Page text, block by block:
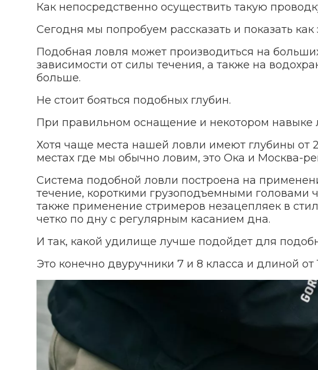
Как непосредственно осуществить такую
Сегодня мы попробуем рассказать и показать как
Подобная ловля может производиться на
зависимости от силы течения, а также на
больше.
Не стоит бояться подобных глубин.
При правильном оснащение и некотором навыке
Хотя чаще места нашей ловли имеют глубины от
местах где мы обычно ловим, это Ока и Москва-
Система подобной ловли построена на
течение, короткими грузоподъемными головами
также применение стримеров незацепляек в
четко по дну с регулярным касанием дна.
И так, какой удилище лучше подойдет для
Это конечно двуручники 7 и 8 класса и длиной от